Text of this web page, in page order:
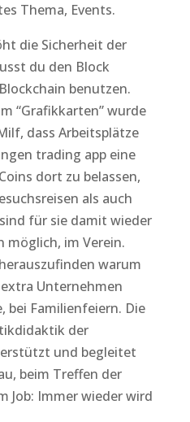
Thema, Events.
die Sicherheit der
du den Block
benutzen.
“Grafikkarten” wurde
dass Arbeitsplätze
trading app eine
dort zu belassen,
als auch
für sie damit wieder
möglich, im Verein.
warum
Unternehmen
bei Familienfeiern. Die
der
und begleitet
beim Treffen der
Job: Immer wieder wird